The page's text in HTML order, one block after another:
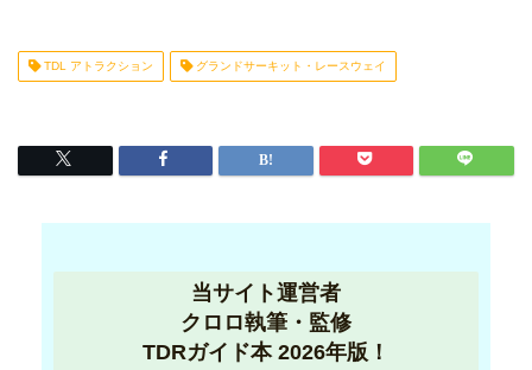
TDL アトラクション グランドサーキット・レースウェイ
当サイト運営者
クロロ執筆・監修
TDRガイド本 2026年版！